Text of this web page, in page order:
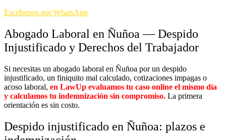
Escríbenos por WhatsApp
Abogado Laboral en Ñuñoa — Despido
Injustificado y Derechos del Trabajador
Si necesitas un abogado laboral en Ñuñoa por un despido
injustificado, un finiquito mal calculado, cotizaciones impagas o
acoso laboral, en LawUp evaluamos tu caso online el mismo día
y calculamos tu indemnización sin compromiso. La primera
orientación es sin costo.
Despido injustificado en Ñuñoa: plazos e